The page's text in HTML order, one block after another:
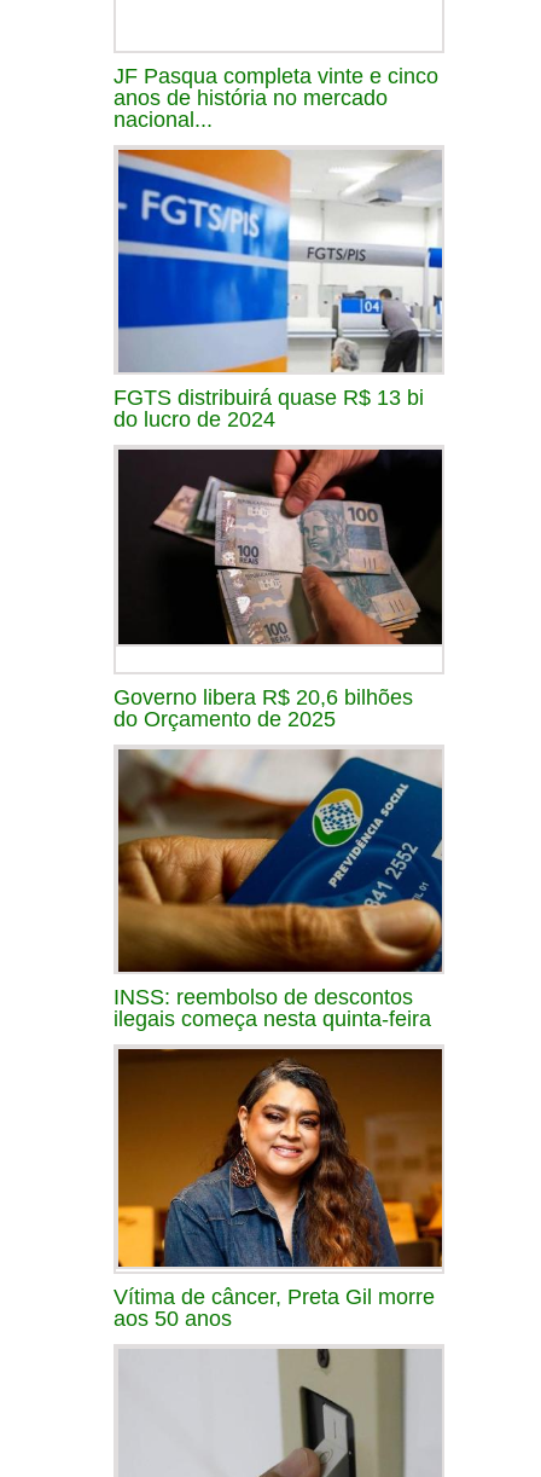
JF Pasqua completa vinte e cinco
anos de história no mercado
nacional...
FGTS distribuirá quase R$ 13 bi
do lucro de 2024
Governo libera R$ 20,6 bilhões
do Orçamento de 2025
INSS: reembolso de descontos
ilegais começa nesta quinta-feira
Vítima de câncer, Preta Gil morre
aos 50 anos